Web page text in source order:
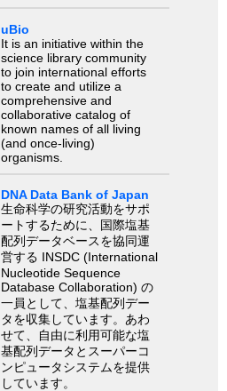
uBio
It is an initiative within the
science library community
to join international efforts
to create and utilize a
comprehensive and
collaborative catalog of
known names of all living
(and once-living)
organisms.
DNA Data Bank of Japan
生命科学の研究活動をサポ
ートするために、国際塩基
配列データベースを協同運
営する INSDC (International
Nucleotide Sequence
Database Collaboration) の
一員として、塩基配列デー
タを収集しています。あわ
せて、自由に利用可能な塩
基配列データとスーパーコ
ンピュータシステムを提供
しています。